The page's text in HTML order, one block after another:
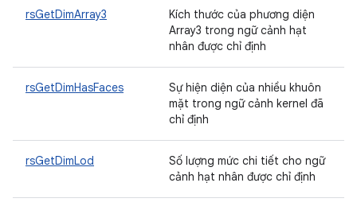
rsGetDimArray3
Kích thước của phương diện
Array3 trong ngữ cảnh hạt
nhân được chỉ định
rsGetDimHasFaces
Sự hiện diện của nhiều khuôn
mặt trong ngữ cảnh kernel đã
chỉ định
rsGetDimLod
Số lượng mức chi tiết cho ngữ
cảnh hạt nhân được chỉ định